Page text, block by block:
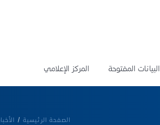
البيانات المفتوحة المركز الإعلامي
الصفحة الرئيسية /